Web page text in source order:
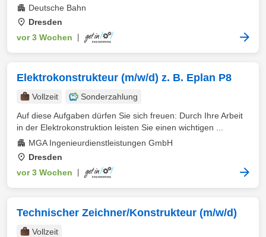
Deutsche Bahn
Dresden
vor 3 Wochen
Elektrokonstrukteur (m/w/d) z. B. Eplan P8
Vollzeit
Sonderzahlung
Auf diese Aufgaben dürfen Sie sich freuen: Durch Ihre Arbeit
in der Elektrokonstruktion leisten Sie einen wichtigen ...
MGA Ingenieurdienstleistungen GmbH
Dresden
vor 3 Wochen
Technischer Zeichner/Konstrukteur (m/w/d)
Vollzeit